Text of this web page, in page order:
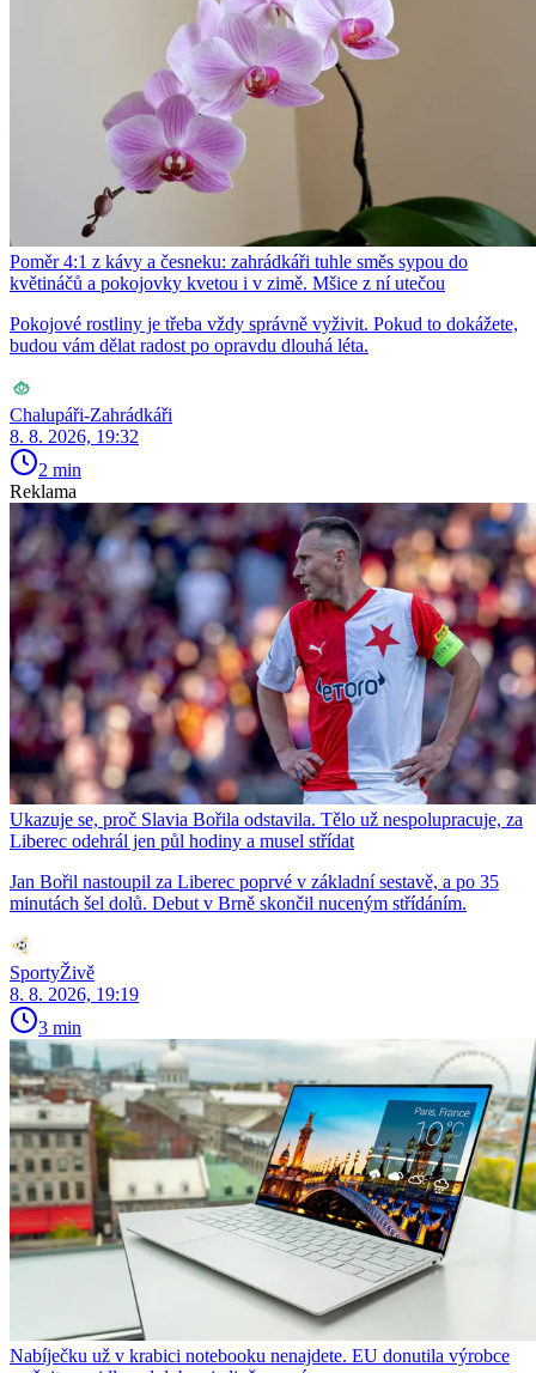
Poměr 4:1 z kávy a česneku: zahrádkáři tuhle směs sypou do
květináčů a pokojovky kvetou i v zimě. Mšice z ní utečou
Pokojové rostliny je třeba vždy správně vyživit. Pokud to dokážete,
budou vám dělat radost po opravdu dlouhá léta.
Chalupáři-Zahrádkáři
8. 8. 2026, 19:32
2 min
Reklama
Ukazuje se, proč Slavia Bořila odstavila. Tělo už nespolupracuje, za
Liberec odehrál jen půl hodiny a musel střídat
Jan Bořil nastoupil za Liberec poprvé v základní sestavě, a po 35
minutách šel dolů. Debut v Brně skončil nuceným střídáním.
SportyŽivě
8. 8. 2026, 19:19
3 min
Nabíječku už v krabici notebooku nenajdete. EU donutila výrobce